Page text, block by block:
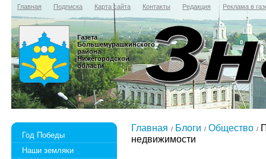
Главная Подписка Карта сайта Контакты Редакция Реклама в
Газета
Большемурашкинского
района
Нижегородской
области
Год Победы
Наши земляки
Главная Блоги Общество
недвижимости